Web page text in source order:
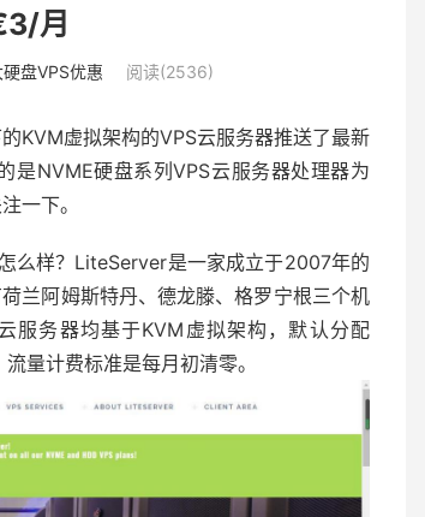
月
盘VPS优惠 阅读(2536)
KVM虚拟架构的VPS云服务器推送了最新
是NVME硬盘系列VPS云服务器处理器为
一下。
么样？LiteServer是一家成立于2007年的
兰阿姆斯特丹、德龙滕、格罗宁根三个机
服务器均基于KVM虚拟架构，默认分配
量计费标准是每月初清零。